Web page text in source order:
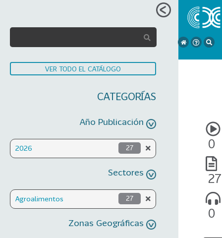
VER TODO EL CATÁLOGO
CATEGORÍAS
Año Publicación
2026 27
Sectores
Agroalimentos 27
Zonas Geográficas
0
27
0